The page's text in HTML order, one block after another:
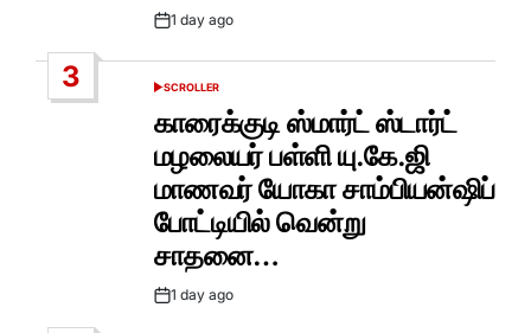
Post1 day ago
3
POSTED
SCROLLER
காரைக்குடி ஸ்மார்ட் ஸ்டார்ட்
மழலையர் பள்ளி யு.கே.ஜி
மாணவர் யோகா சாம்பியன்ஷிப்
போட்டியில் வென்று
சாதனை…
Post1 day ago